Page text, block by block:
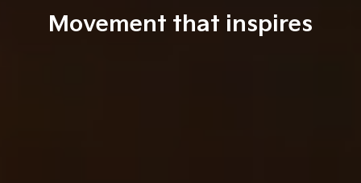
Movement that inspires